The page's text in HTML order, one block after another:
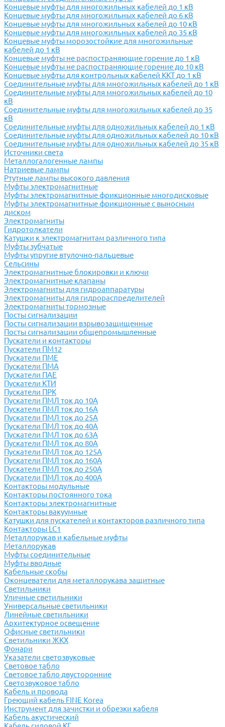
Концевые муфты для многожильных кабелей до 1 кВ
Концевые муфты для многожильных кабелей до 6 кВ
Концевые муфты для многожильных кабелей до 10 кВ
Концевые муфты для многожильных кабелей до 35 кВ
Концевые муфты морозостойкие для многожильные
кабелей до 1 кВ
Концевые муфты не распостраняющие горение до 1 кВ
Концевые муфты не распостраняющие горение до 10 кВ
Концевые муфты для контрольных кабелей ККТ до 1 кВ
Соединительные муфты для многожильных кабелей до 1 кВ
Соединительные муфты для многожильных кабелей до 10
кВ
Соединительные муфты для многожильных кабелей до 35
кВ
Соединительные муфты для одножильных кабелей до 1 кВ
Соединительные муфты для одножильных кабелей до 10 кВ
Соединительные муфты для одножильных кабелей до 35 кВ
Источники света
Металлогалогенные лампы
Натриевые лампы
Ртутные лампы высокого давления
Муфты электромагнитные
Муфты электромагнитные фрикционные многодисковые
Муфты электромагнитные фрикционные с выносным
диском
Электромагниты
Гидротолкатели
Катушки к электромагнитам различного типа
Муфты зубчатые
Муфты упругие втулочно-пальцевые
Сельсины
Электромагнитные блокировки и ключи
Электромагнитные клапаны
Электромагниты для гидроаппаратуры
Электромагниты для гидрораспределителей
Электромагниты тормозные
Посты сигнализации
Посты сигнализации взрывозащищенные
Посты сигнализации общепромышленные
Пускатели и контакторы
Пускатели ПМ12
Пускатели ПМЕ
Пускатели ПМА
Пускатели ПАЕ
Пускатели КТИ
Пускатели ПРК
Пускатели ПМЛ ток до 10А
Пускатели ПМЛ ток до 16А
Пускатели ПМЛ ток до 25А
Пускатели ПМЛ ток до 40А
Пускатели ПМЛ ток до 63А
Пускатели ПМЛ ток до 80А
Пускатели ПМЛ ток до 125А
Пускатели ПМЛ ток до 160А
Пускатели ПМЛ ток до 250А
Пускатели ПМЛ ток до 400А
Контакторы модульные
Контакторы постоянного тока
Контакторы электромагнитные
Контакторы вакуумные
Катушки для пускателей и контакторов различного типа
Контакторы LC1
Металлорукав и кабельные муфты
Металлорукав
Муфты соединительные
Муфты вводные
Кабельные скобы
Оконцеватели для металлорукава защитные
Светильники
Уличные светильники
Универсальные светильники
Линейные светильники
Архитектурное освещение
Офисные светильники
Светильники ЖКХ
Фонари
Указатели светозвуковые
Световое табло
Световое табло двусторонние
Светозвуковое табло
Кабель и провода
Греющий кабель FINE Korea
Инструмент для зачистки и обрезки кабеля
Кабель акустический